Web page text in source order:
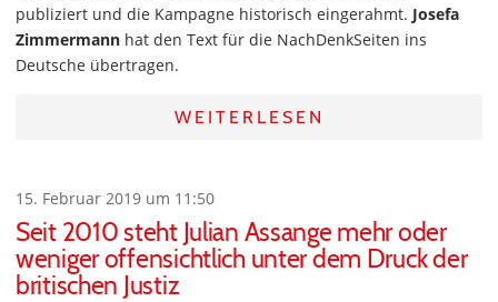
publiziert und die Kampagne historisch eingerahmt. Josefa
Zimmermann hat den Text für die NachDenkSeiten ins
Deutsche übertragen.
WEITERLESEN
15. Februar 2019 um 11:50
Seit 2010 steht Julian Assange mehr oder
weniger offensichtlich unter dem Druck der
britischen Justiz